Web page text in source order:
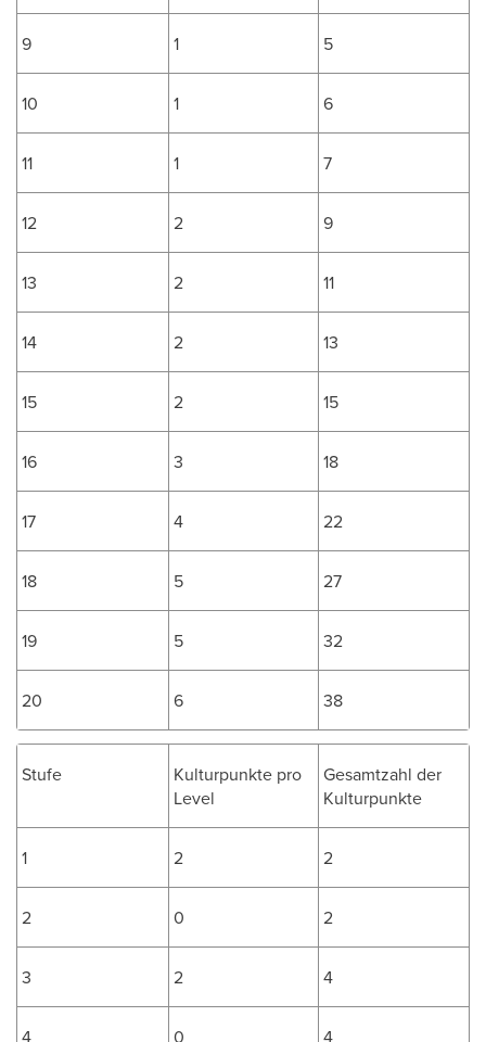
9 1 5
10 1 6
11 1 7
12 2 9
13 2 11
14 2 13
15 2 15
16 3 18
17 4 22
18 5 27
19 5 32
20 6 38
Stufe
Kulturpunkte pro
Level
Gesamtzahl der
Kulturpunkte
1 2 2
2 0 2
3 2 4
4 0 4